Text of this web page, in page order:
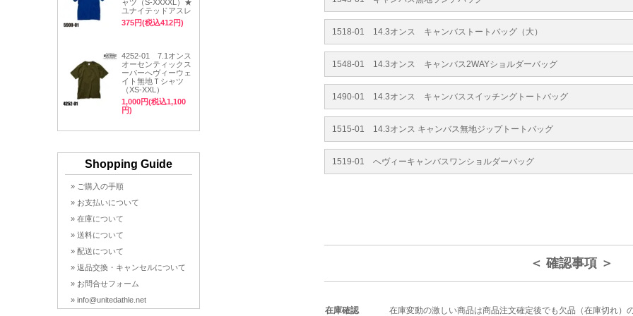
1518-01 14.3オンス キャンバストートバッグ（大）
1548-01 14.3オンス キャンバス2WAYショルダーバッグ
1490-01 14.3オンス キャンバススイッチングトートバッグ
1515-01 14.3オンス キャンバス無地ジップトートバッグ
1519-01 へヴィーキャンバスワンショルダーバッグ
＜ 確認事項 ＞
在庫確認 在庫変動の激しい商品は商品注文確定後でも欠品（在庫切れ）
ャツ（S-XXXXL）★
ユナイテッドアスレ
375円(税込412円)
4252-01 7.1オンス
オーセンティックス
ーパーへヴィーウェ
イト無地Ｔシャツ
（XS-XXL）
1,000円(税込1,100
円)
Shopping Guide
» ご購入の手順
» お支払いについて
» 在庫について
» 送料について
» 配送について
» 返品交換・キャンセルについて
» お問合せフォーム
» info@unitedathle.net